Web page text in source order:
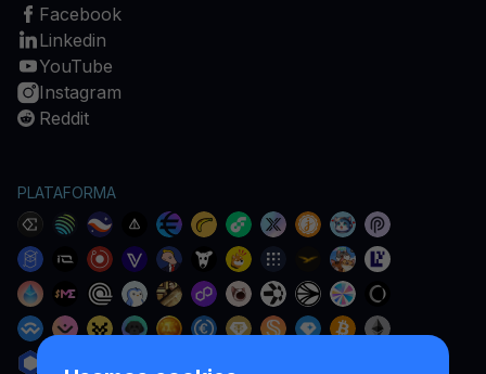
Facebook
Linkedin
YouTube
Instagram
Reddit
PLATAFORMA